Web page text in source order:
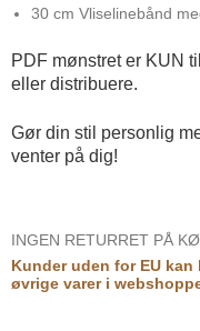
30 cm Vliselinebånd
PDF mønstret er KUN
eller distribuere.
Gør din stil personlig
venter på dig!
INGEN RETURRET PÅ
Kunder uden for EU
øvrige varer i